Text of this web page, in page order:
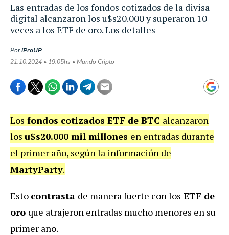
Las entradas de los fondos cotizados de la divisa
digital alcanzaron los u$s20.000 y superaron 10
veces a los ETF de oro. Los detalles
PoriProUP
21.10.2024 • 19:05hs • Mundo Cripto
Los fondos cotizados ETF de BTC alcanzaron
los u$s20.000 mil millones en entradas durante
el primer año, según la información de
MartyParty.
Esto contrasta de manera fuerte con los ETF de
oro que atrajeron entradas mucho menores en su
primer año.